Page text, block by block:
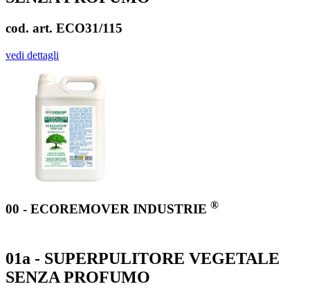
cod. art. ECO31/115
vedi dettagli
00 - ECOREMOVER INDUSTRIE ®
01a - SUPERPULITORE VEGETALE
SENZA PROFUMO